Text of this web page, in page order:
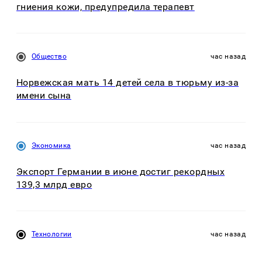
гниения кожи, предупредила терапевт
Общество час назад
Норвежская мать 14 детей села в тюрьму из-за
имени сына
Экономика час назад
Экспорт Германии в июне достиг рекордных
139,3 млрд евро
Технологии час назад